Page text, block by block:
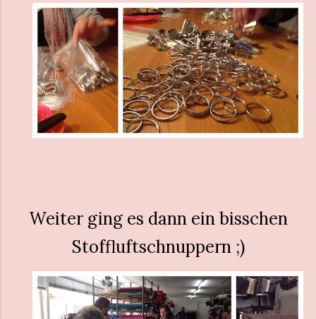
Weiter ging es dann ein bisschen
Stoffluftschnuppern ;)